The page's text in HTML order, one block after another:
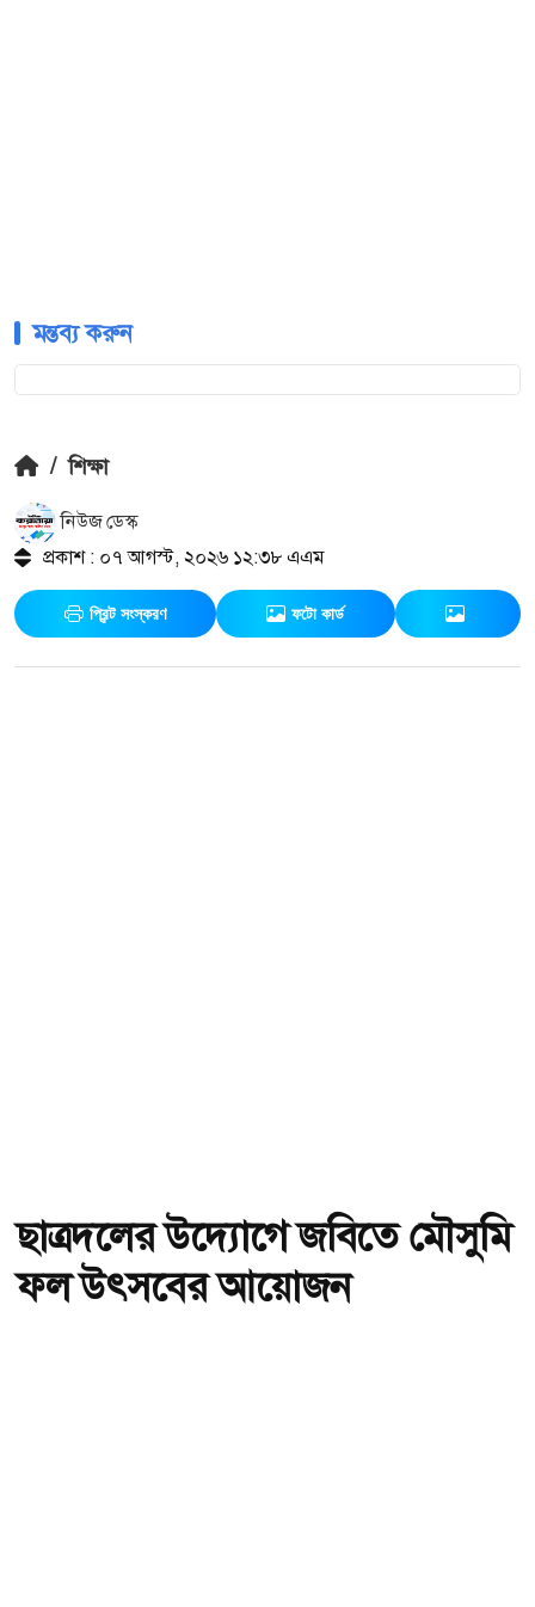
মন্তব্য করুন
/ শিক্ষা
নিউজ ডেস্ক
প্রকাশ : ০৭ আগস্ট, ২০২৬ ১২:৩৮ এএম
প্রিন্ট সংস্করণ ফটো কার্ড
ছাত্রদলের উদ্যোগে জবিতে মৌসুমি
ফল উৎসবের আয়োজন